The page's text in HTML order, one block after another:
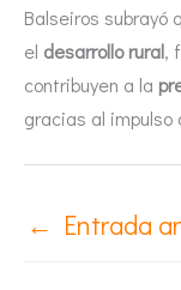
Balseiros subrayó
el desarrollo rural,
contribuyen a la
gracias al
← Entrada